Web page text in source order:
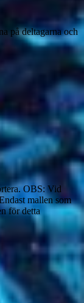
på deltagarna och
OBS: Vid
mallen som
för detta